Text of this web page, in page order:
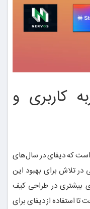
کاربری و
که دیفای در سال‌های
در تلاش برای بهبود این
پیشرفت‌های بیشتری در طراحی کیف
استفاده از دیفای برای